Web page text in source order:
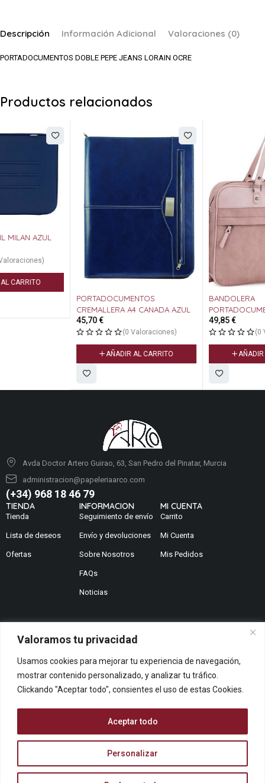
Valoramos tu privacidad
Usamos cookies para mejorar tu experiencia de navegación,
mostrar contenido personalizado, y analizar tu tráfico.
Clickando "Aceptar todo", consientes el uso de estas Cookies.
Personalizar
Aceptar todo
Descripción Información Adicional Valoraciones (0)
PORTADOCUMENTOS DOBLE PEPE JEANS LORAIN OCRE
Productos relacionados
PORTADOCUMENTOS
CREMALLERA A4 CANADA AZUL
45,70€
(0 Valoraciones)
AÑADIR AL CARRITO
BANDOLERA
PORTADOCUMENOS LOIS
(0 Valoraciones)
AÑADIR AL CARRITO
Avda Doctor Artero Guirao, 63, San Pedro del Pinatar, Murcia
administracion@papeleriaarco.com
(+34) 968 18 46 79
TIENDA
Tienda
Lista de deseos
Ofertas
INFORMACION
Seguimiento de envío
Envío y devoluciones
Sobre Nosotros
FAQs
Noticias
MI CUENTA
Carrito
Mi Cuenta
Mis Pedidos
¿Te podemos ayudar?
Queremos saber tu opinión
© ARCOPAPEL 2006 S.L. | Todos los derechos reservados